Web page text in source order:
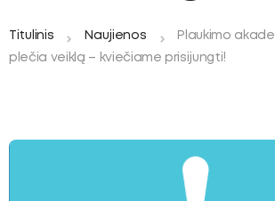
Titulinis Naujienos Plaukimo
plečia veiklą – kviečiame prisijungti!